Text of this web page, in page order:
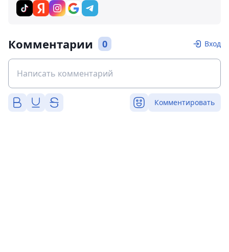
Комментарии 0 Вход
Комментировать